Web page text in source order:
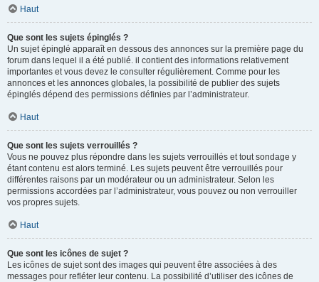
Haut
Que sont les sujets épinglés ?
Un sujet épinglé apparaît en dessous des annonces sur la première page du
forum dans lequel il a été publié. il contient des informations relativement
importantes et vous devez le consulter régulièrement. Comme pour les
annonces et les annonces globales, la possibilité de publier des sujets
épinglés dépend des permissions définies par l’administrateur.
Haut
Que sont les sujets verrouillés ?
Vous ne pouvez plus répondre dans les sujets verrouillés et tout sondage y
étant contenu est alors terminé. Les sujets peuvent être verrouillés pour
différentes raisons par un modérateur ou un administrateur. Selon les
permissions accordées par l’administrateur, vous pouvez ou non verrouiller
vos propres sujets.
Haut
Que sont les icônes de sujet ?
Les icônes de sujet sont des images qui peuvent être associées à des
messages pour refléter leur contenu. La possibilité d’utiliser des icônes de